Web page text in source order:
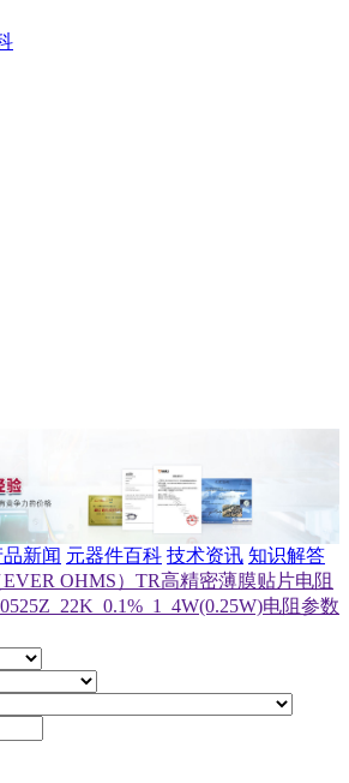
品新闻 元器件百科 技术资讯 知识解答
OHMS）TR高精密薄膜贴片电阻
电阻参数